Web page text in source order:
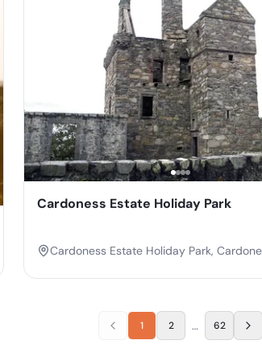
Cardoness Estate Holiday Park
Cardoness Estate Holiday Park,
1 2 … 62